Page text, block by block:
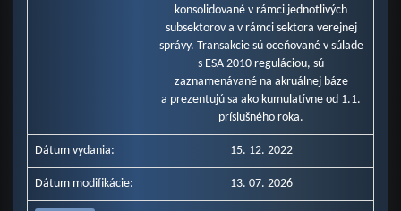
konsolidované v rámci jednotlivých
subsektorov a v rámci sektora verejnej
správy. Transakcie sú oceňované v súlade
s ESA 2010 reguláciou, sú
zaznamenávané na akruálnej báze
a prezentujú sa ako kumulatívne od 1.1.
príslušného roka.
Dátum vydania: 15. 12. 2022
Dátum modifikácie: 13. 07. 2026